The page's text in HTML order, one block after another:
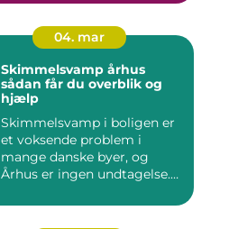
04. mar
Skimmelsvamp århus
sådan får du overblik og
hjælp
Skimmelsvamp i boligen er
et voksende problem i
mange danske byer, og
Århus er ingen undtagelse.